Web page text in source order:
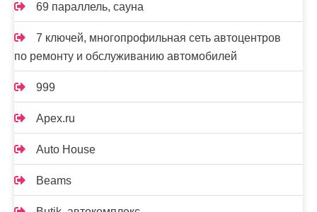
69 параллель, сауна
7 ключей, многопрофильная сеть автоцентров
по ремонту и обслуживанию автомобилей
999
Apex.ru
Auto House
Beams